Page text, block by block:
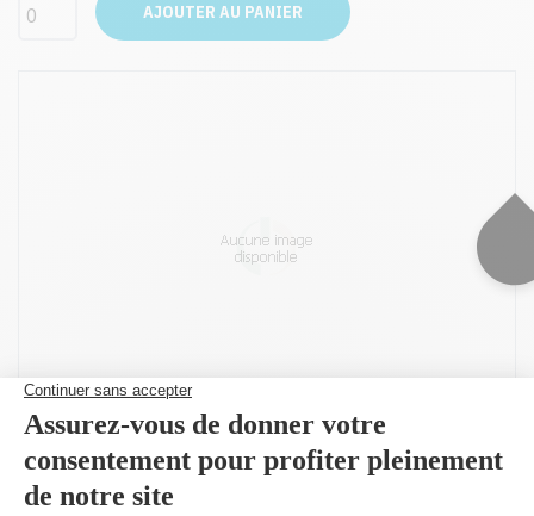
AJOUTER AU PANIER
Produit(s) alternatif(s)